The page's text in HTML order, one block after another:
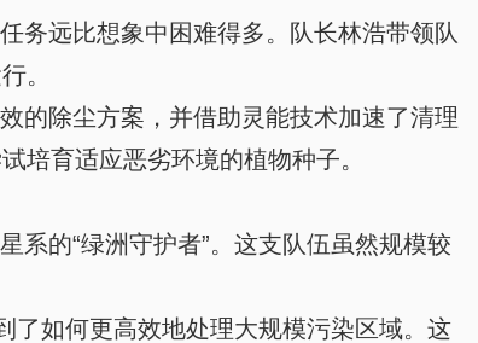
务远比想象中困难得多。队长林浩带领队
。
的除尘方案，并借助灵能技术加速了清理
培育适应恶劣环境的植物种子。
系的“绿洲守护者”。这支队伍虽然规模较
了如何更高效地处理大规模污染区域。这